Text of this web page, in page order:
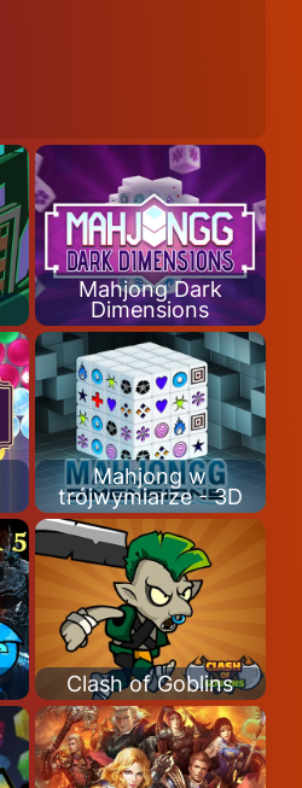
Mahjong Dark
Dimensions
Mahjong w
trójwymiarze - 3D
Clash of Goblins